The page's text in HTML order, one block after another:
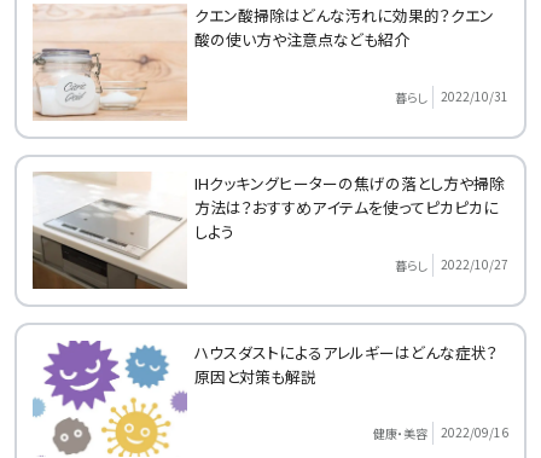
クエン酸掃除はどんな汚れに効果的？クエン
酸の使い方や注意点なども紹介
暮らし 2022/10/31
IHクッキングヒーターの焦げの落とし方や掃除
方法は？おすすめアイテムを使ってピカピカに
しよう
暮らし 2022/10/27
ハウスダストによるアレルギーはどんな症状？
原因と対策も解説
健康・美容 2022/09/16